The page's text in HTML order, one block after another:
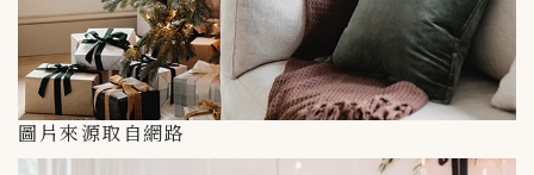
圖片來源取自網路